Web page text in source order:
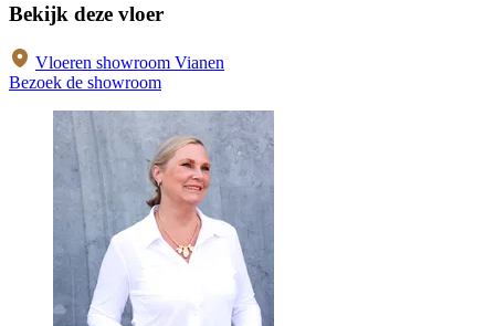
Bekijk deze vloer
Vloeren showroom Vianen
Bezoek de showroom